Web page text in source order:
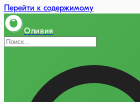
Перейти к содержимому
Оливия